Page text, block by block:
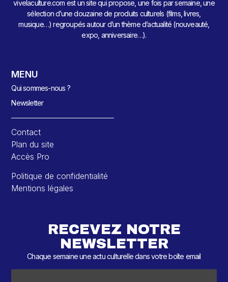
vivelaculture.com est un site qui propose, une fois par semaine, une
sélection d’une douzaine de produits culturels (films, livres,
musique…) regroupés autour d’un thème d’actualité (nouveauté,
expo, anniversaire…).
MENU
Qui sommes-nous ?
Newsletter
Contact
Plan du site
Accès Pro
Politique de confidentialité
Mentions légales
RECEVEZ NOTRE
NEWSLETTER
Chaque semaine une actu culturelle dans votre boîte email